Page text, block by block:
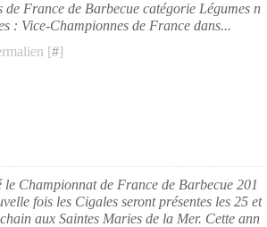
de France de Barbecue catégorie Légumes n
: Vice-Championnes de France dans...
[#]
le Championnat de France de Barbecue 201
fois les Cigales seront présentes les 25 et
aux Saintes Maries de la Mer. Cette ann